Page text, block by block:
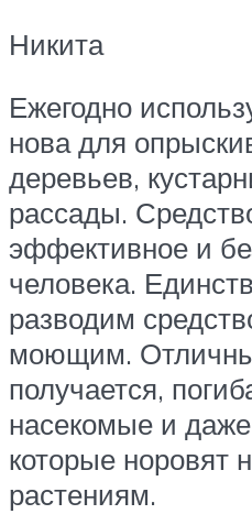
Никита
Ежегодно
нова для
деревьев,
рассады.
эффективное и
человека.
разводим
моющим.
получается,
насекомые и
которые норовят
растениям.